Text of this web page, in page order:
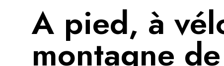
A pied, à
montagne